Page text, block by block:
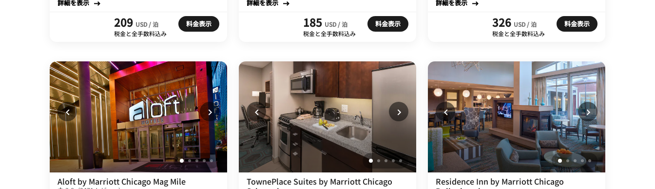
詳細を表示
209 USD / 泊
税金と全手数料込み
料金表示
詳細を表示
185 USD / 泊
税金と全手数料込み
料金表示
詳細を表示
326 USD / 泊
税金と全手数料込み
料金表示
Aloft by Marriott Chicago Mag Mile
TownePlace Suites by Marriott Chicago
Residence Inn by Marriott Chicago